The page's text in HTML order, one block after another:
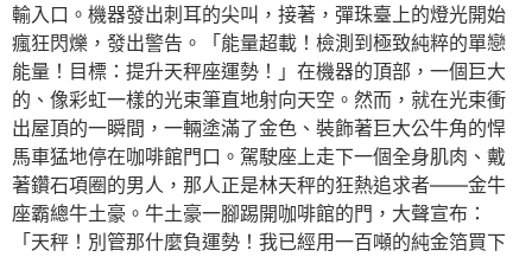
輸入口。機器發出刺耳的尖叫，接著，彈珠臺上的燈光開始
瘋狂閃爍，發出警告。「能量超載！檢測到極致純粹的單戀
能量！目標：提升天秤座運勢！」在機器的頂部，一個巨大
的、像彩虹一樣的光束筆直地射向天空。然而，就在光束衝
出屋頂的一瞬間，一輛塗滿了金色、裝飾著巨大公牛角的悍
馬車猛地停在咖啡館門口。駕駛座上走下一個全身肌肉、戴
著鑽石項圈的男人，那人正是林天秤的狂熱追求者——金牛
座霸總牛土豪。牛土豪一腳踢開咖啡館的門，大聲宣布：
「天秤！別管那什麼負運勢！我已經用一百噸的純金箔買下